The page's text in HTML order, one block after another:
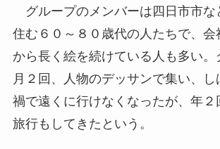
グループのメンバーは四日市市な
住む６０～８０歳代の人たちで、会
から長く絵を続けている人も多い。
月２回、人物のデッサンで集い、
禍で遠くに行けなくなったが、年２
旅行もしてきたという。